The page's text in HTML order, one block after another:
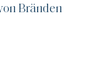
Bränden